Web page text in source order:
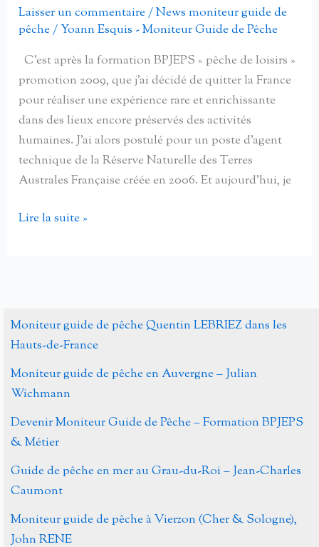
avec
deux
guides
de
et
Laisser un commentaire/News moniteur guide de
pêche/Yoann Esquis - Moniteur Guide de Pêche
C’est après la formation BPJEPS « pêche de loisirs »
promotion 2009, que j’ai décidé de quitter la France
pour réaliser une expérience rare et enrichissante
dans des lieux encore préservés des activités
humaines. J’ai alors postulé pour un poste d’agent
technique de la Réserve Naturelle des Terres
Australes Française créée en 2006. Et aujourd’hui, je
Aubin
de
pêche
Creuse
Lire la suite »
Moniteur guide de pêche Quentin LEBRIEZ dans les
Hauts-de-France
Moniteur guide de pêche en Auvergne – Julian
Wichmann
Devenir Moniteur Guide de Pêche – Formation BPJEPS
& Métier
Guide de pêche en mer au Grau-du-Roi – Jean-Charles
Caumont
Moniteur guide de pêche à Vierzon (Cher & Sologne),
John RENE